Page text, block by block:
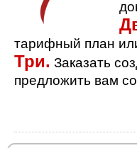
тарифный план
Три. Заказать
предложить вам